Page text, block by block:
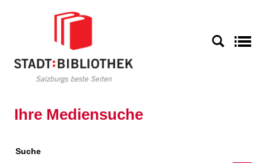
Ihre Mediensuche
Suche